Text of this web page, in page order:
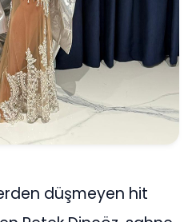
düşmeyen hit